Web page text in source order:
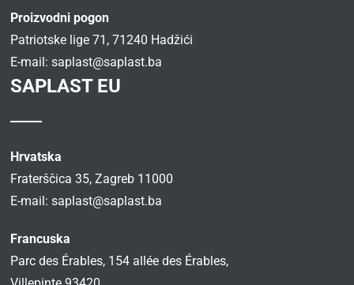
Proizvodni pogon
Patriotske lige 71, 71240 Hadžići
E-mail:saplast@saplast.ba
SAPLAST EU
Hrvatska
Fraterščica 35, Zagreb 11000
E-mail:saplast@saplast.ba
Francuska
Parc des Érables, 154 allée des Érables,